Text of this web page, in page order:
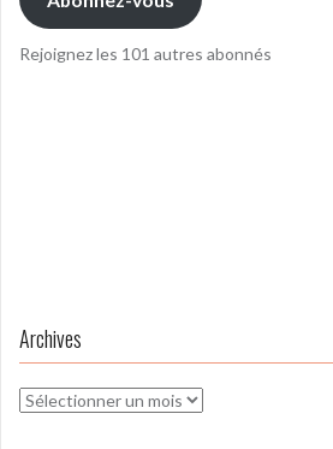
Rejoignez les 101 autres abonnés
Archives
Archives